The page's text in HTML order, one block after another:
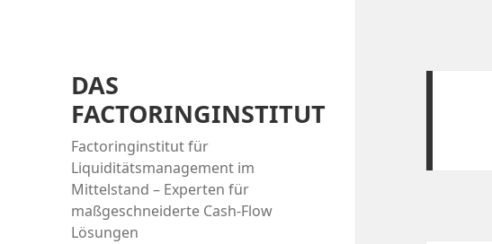
DAS
FACTORINGINSTITUT
Factoringinstitut für
Liquiditätsmanagement im
Mittelstand – Experten für
maßgeschneiderte Cash-Flow
Lösungen